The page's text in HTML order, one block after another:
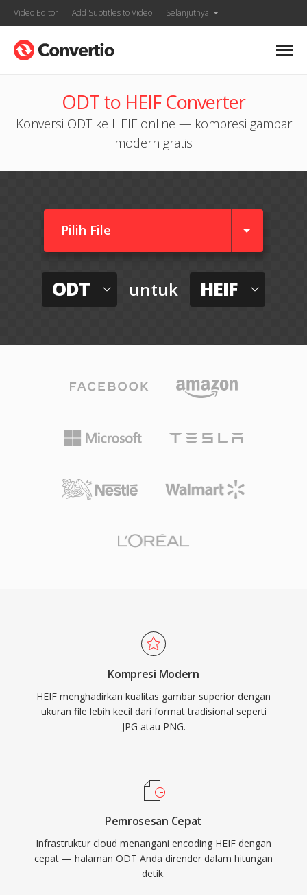
Video Editor Add Subtitles to Video Selanjutnya
ODT to HEIF Converter
Konversi ODT ke HEIF online — kompresi gambar
modern gratis
Pilih File
ODT untuk HEIF
Kompresi Modern
HEIF menghadirkan kualitas gambar superior dengan
ukuran file lebih kecil dari format tradisional seperti
JPG atau PNG.
Pemrosesan Cepat
Infrastruktur cloud menangani encoding HEIF dengan
cepat — halaman ODT Anda dirender dalam hitungan
detik.